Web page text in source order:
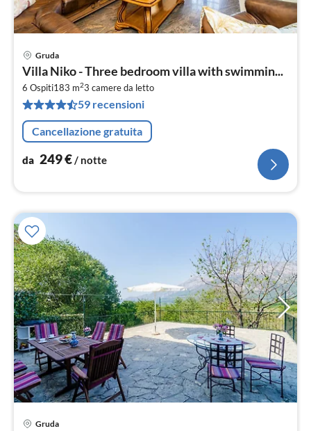
Gruda
Villa Niko - Three bedroom villa with swimmin...
6 Ospiti183 m23 camere da letto
59 recensioni
Cancellazione gratuita
da 249€/ notte
Gruda